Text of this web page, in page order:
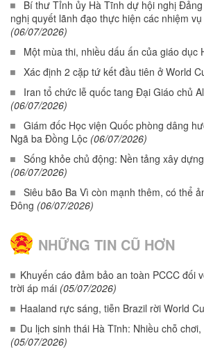
Bí thư Tỉnh ủy Hà Tĩnh dự hội nghị
nghị quyết lãnh đạo thực hiện các nhiệm
(06/07/2026)
Một mùa thi, nhiều dấu ấn của giáo dục
Xác định 2 cặp tứ kết đầu tiên ở World
Iran tổ chức lễ quốc tang Đại Giáo chủ
(06/07/2026)
Giám đốc Học viện Quốc phòng dâng
Ngã ba Đồng Lộc (06/07/2026)
Sống khỏe chủ động: Nền tảng xây
(06/07/2026)
Siêu bão Ba Vì còn mạnh thêm, có thể
Đông (06/07/2026)
NHỮNG TIN CŨ HƠN
Khuyến cáo đảm bảo an toàn PCCC đối
trời áp mái (05/07/2026)
Haaland rực sáng, tiễn Brazil rời World
Du lịch sinh thái Hà Tĩnh: Nhiều chỗ
(05/07/2026)